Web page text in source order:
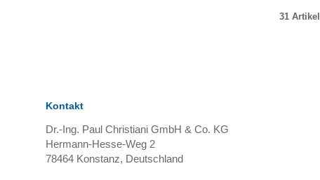
31 Artikel
Kontakt
Dr.-Ing. Paul Christiani GmbH & Co. KG
Hermann-Hesse-Weg 2
78464Konstanz, Deutschland